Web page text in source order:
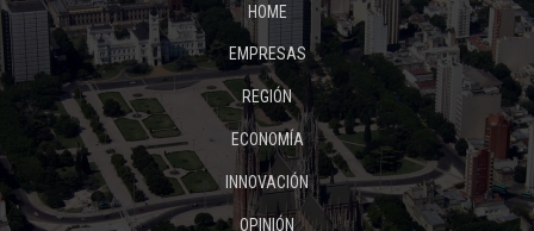
HOME
EMPRESAS
REGIÓN
ECONOMÍA
INNOVACIÓN
OPINIÓN